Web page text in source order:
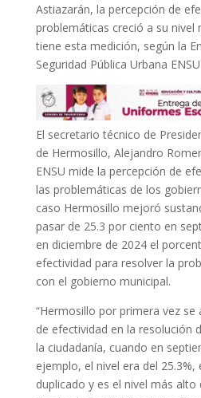
Astiazarán, la percepción de
problemáticas creció a su nivel
tiene esta medición, según la
Seguridad Pública Urbana
El secretario técnico de
de Hermosillo, Alejandro
ENSU mide la percepción de
las problemáticas de los
caso Hermosillo mejoró
pasar de 25.3 por ciento en
en diciembre de 2024 el
efectividad para resolver la
con el gobierno municipal.
“Hermosillo por primera vez se
de efectividad en la resolución
la ciudadanía, cuando en
ejemplo, el nivel era del 25.3%,
duplicado y es el nivel más alto